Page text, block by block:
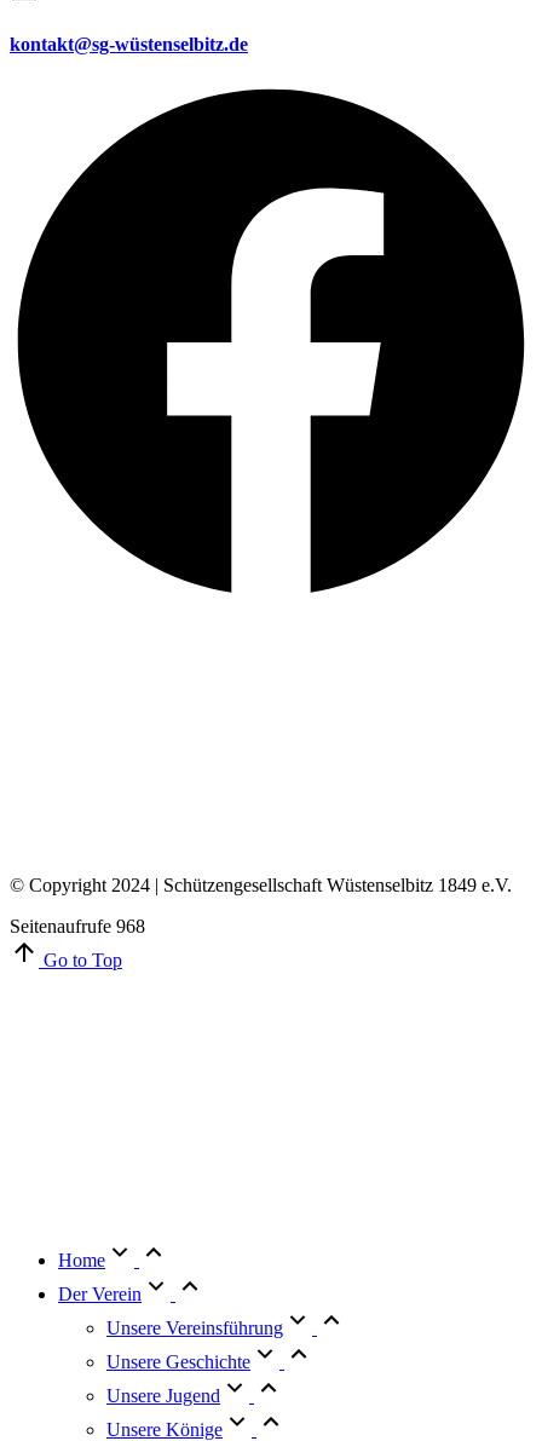
kontakt@sg-wüstenselbitz.de
© Copyright 2024 | Schützengesellschaft Wüstenselbitz 1849 e.V.
Seitenaufrufe 968
Go to Top
Home
Der Verein
Unsere Vereinsführung
Unsere Geschichte
Unsere Jugend
Unsere Könige